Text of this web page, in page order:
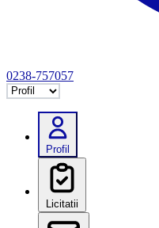
0238-757057
Selectează tab
Profil
Licitatii